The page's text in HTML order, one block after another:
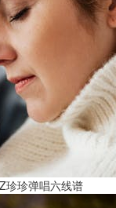
珍珍弹唱六线谱